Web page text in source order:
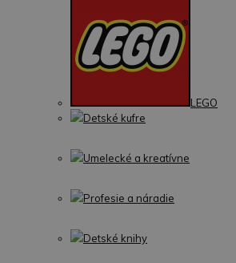
LEGO
Detské kufre
Umelecké a kreatívne
Profesie a náradie
Detské knihy